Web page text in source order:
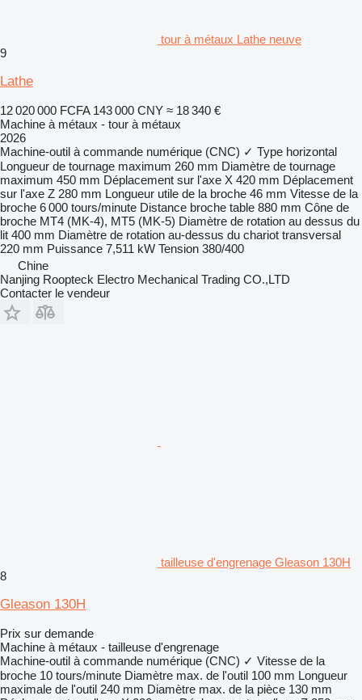
tour à métaux Lathe neuve
9
Lathe
12 020 000 FCFA 143 000 CNY ≈ 18 340 €
Machine à métaux - tour à métaux
2026
Machine-outil à commande numérique (CNC) ✓ Type horizontal
Longueur de tournage maximum 260 mm Diamètre de tournage
maximum 450 mm Déplacement sur l'axe X 420 mm Déplacement
sur l'axe Z 280 mm Longueur utile de la broche 46 mm Vitesse de la
broche 6 000 tours/minute Distance broche table 880 mm Cône de
broche MT4 (MK-4), MT5 (MK-5) Diamètre de rotation au dessus du
lit 400 mm Diamètre de rotation au-dessus du chariot transversal
220 mm Puissance 7,511 kW Tension 380/400
Chine
Nanjing Roopteck Electro Mechanical Trading CO.,LTD
Contacter le vendeur
tailleuse d'engrenage Gleason 130H
8
Gleason 130H
Prix sur demande
Machine à métaux - tailleuse d'engrenage
Machine-outil à commande numérique (CNC) ✓ Vitesse de la
broche 10 tours/minute Diamètre max. de l'outil 100 mm Longueur
maximale de l'outil 240 mm Diamètre max. de la pièce 130 mm